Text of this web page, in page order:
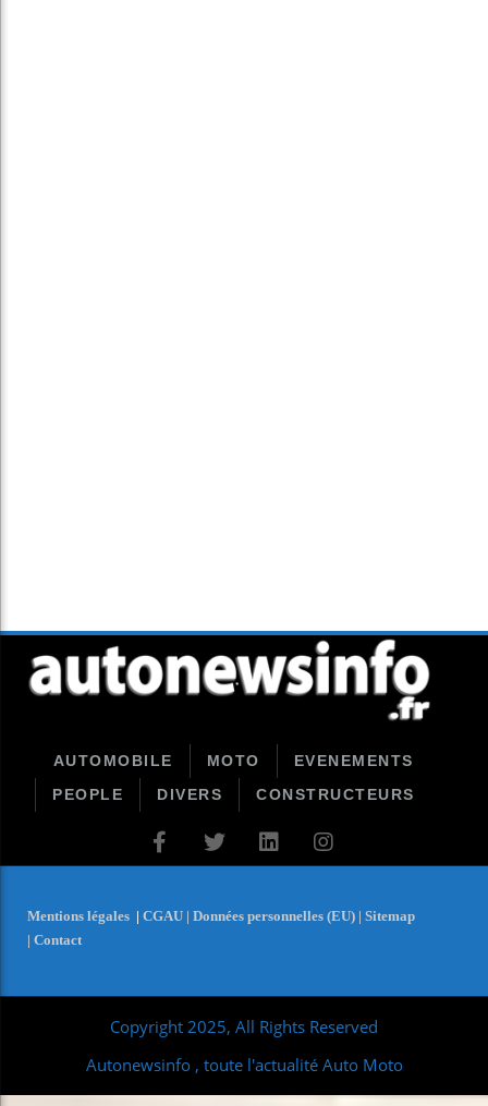
AUTOMOBILE MOTO
EVENEMENTS
PEOPLE
DIVERS CONSTRUCTEURS
Mentions légales | CGAU | Données personnelles (EU) | Sitemap
| Contact
Copyright 2025, All Rights Reserved
Autonewsinfo , toute l'actualité Auto Moto